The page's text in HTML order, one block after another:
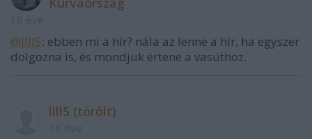
@llll5: ebben mi a hír? nála az lenne a hír, ha egyszer
dolgozna is, és mondjuk értene a vasúthoz.
llll5 (törölt)